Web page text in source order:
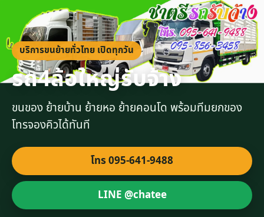
บริการขนย้ายทั่วไทย เปิดทุกวัน
รถ4ล้อใหญ่รับจ้าง
ขนของ ย้ายบ้าน ย้ายหอ ย้ายคอนโด พร้อมทีมยกของ
โทรจองคิวได้ทันที
โทร 095-641-9488
LINE @chatee